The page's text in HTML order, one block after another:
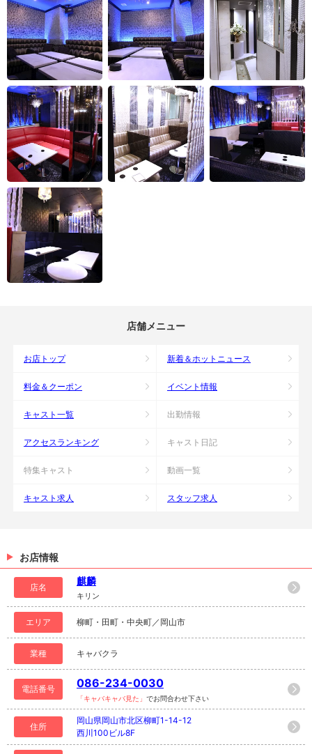
店舗メニュー
お店トップ 新着＆ホットニュース
料金＆クーポン イベント情報
キャスト一覧 出勤情報
アクセスランキング キャスト日記
特集キャスト 動画一覧
キャスト求人 スタッフ求人
お店情報
店名
麒麟
キリン
エリア 柳町・田町・中央町／岡山市
業種 キャバクラ
電話番号 086-234-0030
「キャバキャバ見た」 でお問合わせ下さい
住所
岡山県岡山市北区柳町1-14-12
西川100ビル8F